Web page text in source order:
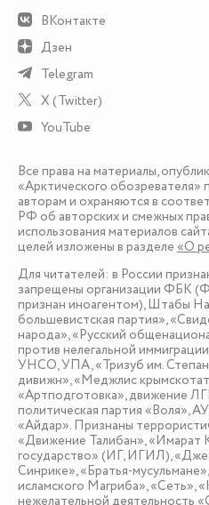
ВКонтакте
Дзен
Telegram
X (Twitter)
YouTube
Все права на материалы,
«Арктического
авторам и охраняются в
РФ об авторских и смежных
использования материалов
целей изложены в разделе «О
Для читателей: в России
запрещены организации ФБК
признан иноагентом), Штабы
большевистская партия»,
народа», «Русский
против нелегальной
УНСО, УПА, «Тризуб им.
дивижн», «Меджлис
«Артподготовка», движение
политическая партия «Воля»,
«Айдар». Признаны
«Движение Талибан», «Имарат
государство» (ИГ, ИГИЛ),
Синрике», «Братья-
исламского Магриба», «Сеть»,
нежелательной деятельность